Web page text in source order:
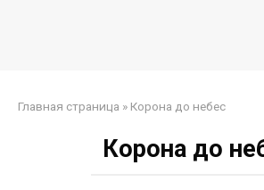
Главная страница » Корона до небес
Корона до